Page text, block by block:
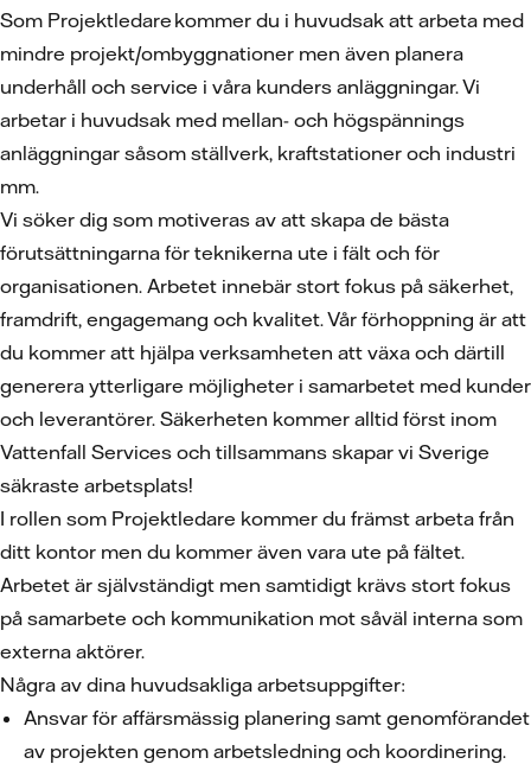
Som Projektledare kommer du i huvudsak att arbeta med
mindre projekt/ombyggnationer men även planera
underhåll och service i våra kunders anläggningar. Vi
arbetar i huvudsak med mellan- och högspännings
anläggningar såsom ställverk, kraftstationer och industri
mm.
Vi söker dig som motiveras av att skapa de bästa
förutsättningarna för teknikerna ute i fält och för
organisationen. Arbetet innebär stort fokus på säkerhet,
framdrift, engagemang och kvalitet. Vår förhoppning är att
du kommer att hjälpa verksamheten att växa och därtill
generera ytterligare möjligheter i samarbetet med kunder
och leverantörer. Säkerheten kommer alltid först inom
Vattenfall Services och tillsammans skapar vi Sverige
säkraste arbetsplats!
I rollen som Projektledare kommer du främst arbeta från
ditt kontor men du kommer även vara ute på fältet.
Arbetet är självständigt men samtidigt krävs stort fokus
på samarbete och kommunikation mot såväl interna som
externa aktörer.
Några av dina huvudsakliga arbetsuppgifter:
Ansvar för affärsmässig planering samt genomförandet
av projekten genom arbetsledning och koordinering.